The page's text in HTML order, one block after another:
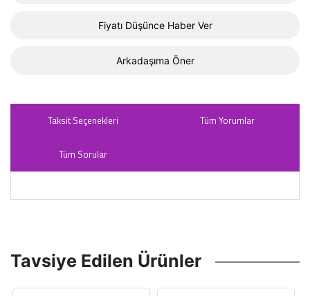
Fiyatı Düşünce Haber Ver
Arkadaşıma Öner
Taksit Seçenekleri Tüm Yorumlar
Tüm Sorular
Tavsiye Edilen Ürünler